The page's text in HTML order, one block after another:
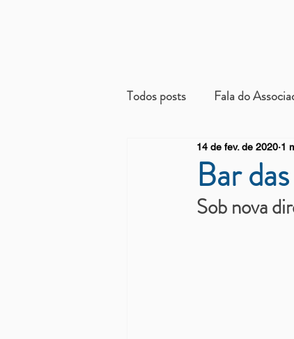
Todos posts Fala do
Beneficientes
Bar
14 de fev. de 2020 1
Sob nova